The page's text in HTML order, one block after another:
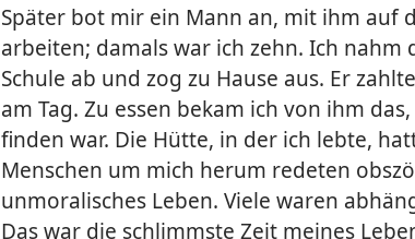
Später bot mir ein Mann an, mit ihm auf
arbeiten; damals war ich zehn. Ich nahm
Schule ab und zog zu Hause aus. Er
am Tag. Zu essen bekam ich von ihm
finden war. Die Hütte, in der ich lebte,
Menschen um mich herum redeten
unmoralisches Leben. Viele waren
Das war die schlimmste Zeit meines